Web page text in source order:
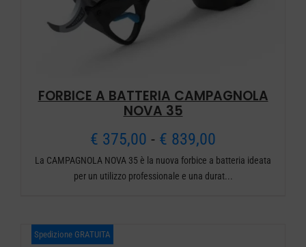
FORBICE A BATTERIA CAMPAGNOLA
NOVA 35
€ 375,00 - € 839,00
di
La CAMPAGNOLA NOVA 35 è la nuova forbice a batteria ideata
per un utilizzo professionale e una durat...
Spedizione GRATUITA